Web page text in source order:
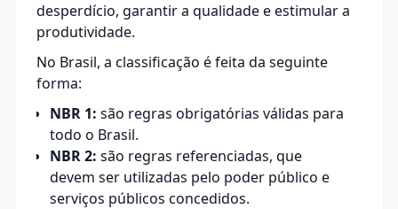
desperdício, garantir a qualidade e estimular a
produtividade.
No Brasil, a classificação é feita da seguinte
forma:
NBR 1: são regras obrigatórias válidas para
todo o Brasil.
NBR 2: são regras referenciadas, que
devem ser utilizadas pelo poder público e
serviços públicos concedidos.